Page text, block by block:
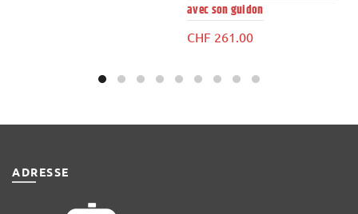
avec son guidon
CHF 261.00
ADRESSE